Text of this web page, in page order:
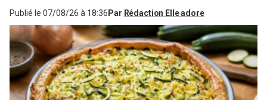
Publié le 07/08/26 à 18:36 Par Rédaction Elle adore